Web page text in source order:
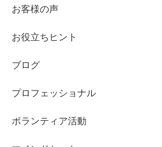
お客様の声
お役立ちヒント
ブログ
プロフェッショナル
ボランティア活動